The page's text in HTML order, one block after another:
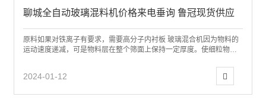
聊城全自动玻璃混料机价格来电垂询 鲁冠现货供应
原料如果对铁离子有要求，需要高分子内衬板 玻璃混合机因为物料的
运动速度递减，可是物料层在整个筛面上保持一定厚度。使细粒物料
2024-01-12